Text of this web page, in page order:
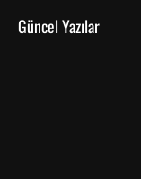
Güncel Yazılar